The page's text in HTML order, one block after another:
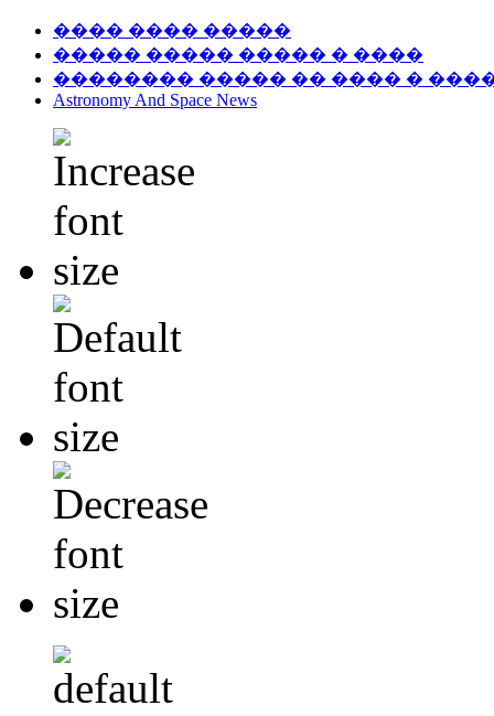
���� ���� �����
����� ����� ����� � ����
�������� ����� �� ���� �
Astronomy And Space News